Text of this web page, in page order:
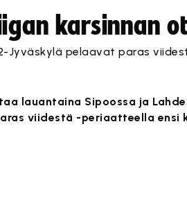
karsinnan
Jyväskylä pelaavat paras
lauantaina Sipoossa ja
viidestä -periaatteella ensi